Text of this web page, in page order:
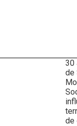
30
de
de